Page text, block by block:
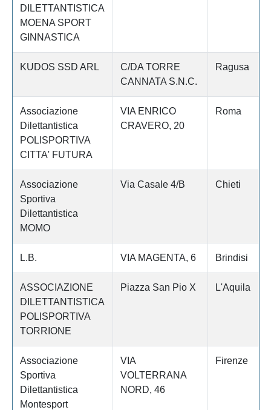
DILETTANTISTICA
MOENA SPORT
GINNASTICA
KUDOS SSD ARL
C/DA TORRE
CANNATA S.N.C.
Ragusa
Associazione
Dilettantistica
POLISPORTIVA
CITTA' FUTURA
VIA ENRICO
CRAVERO, 20
Roma
Associazione
Sportiva
Dilettantistica
MOMO
Via Casale 4/B Chieti
L.B. VIA MAGENTA, 6 Brindisi
ASSOCIAZIONE
DILETTANTISTICA
POLISPORTIVA
TORRIONE
Piazza San Pio X L'Aquila
Associazione
Sportiva
Dilettantistica
Montesport
VIA
VOLTERRANA
NORD, 46
Firenze